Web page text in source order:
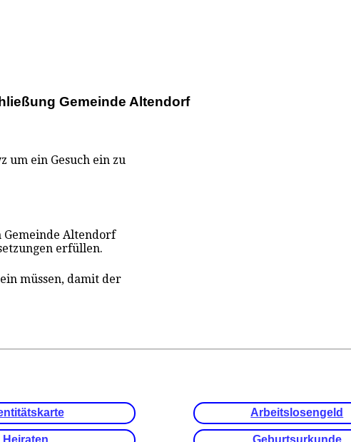
Gemeinde Altendorf
um ein Gesuch ein zu
Gemeinde Altendorf
erfüllen.
müssen, damit der
Arbeitslosengeld
Heiraten Geburtsurkunde